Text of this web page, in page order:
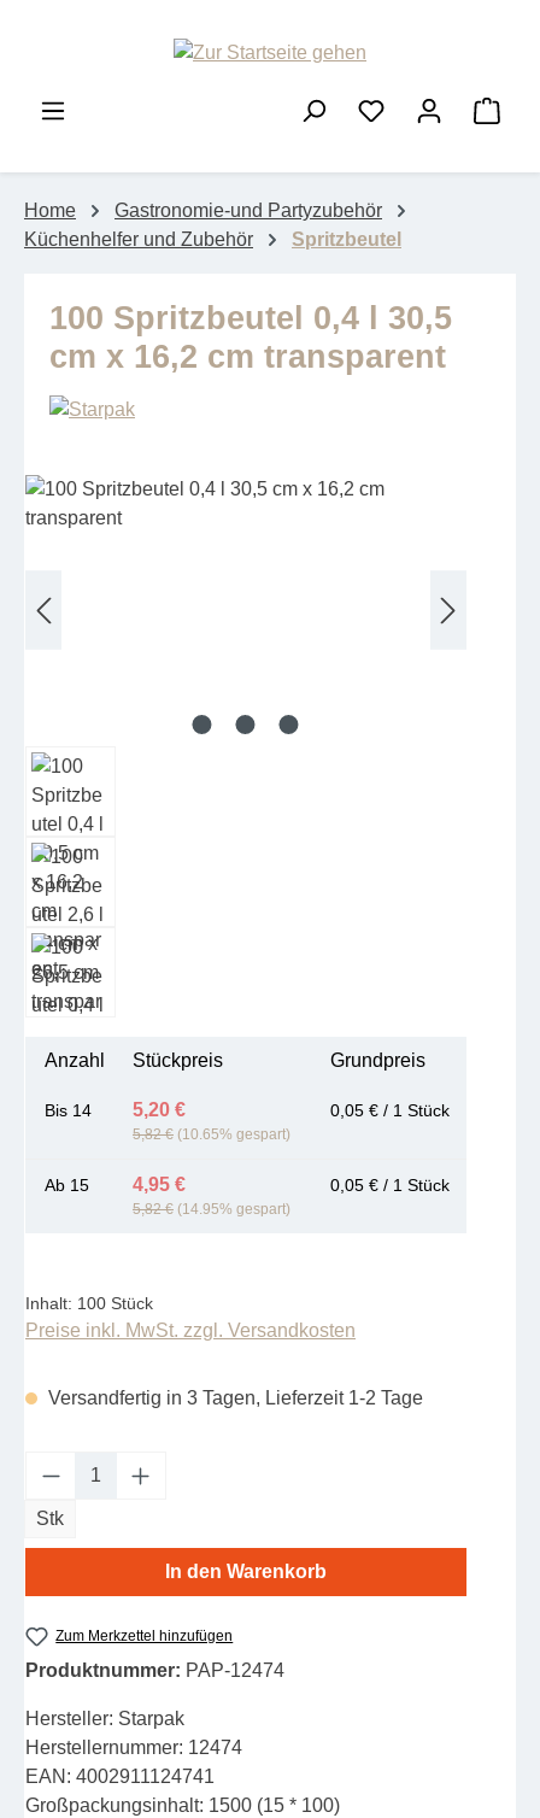
Home
Gastronomie-und Partyzubehör
Küchenhelfer und Zubehör
Spritzbeutel
100 Spritzbeutel 0,4 l 30,5
cm x 16,2 cm transparent
Bildergalerie überspringen
Anzahl Stückpreis Grundpreis
Bis 14 5,20 €
5,82 € (10.65% gespart)
0,05 € / 1 Stück
Ab 15 4,95 €
5,82 € (14.95% gespart)
0,05 € / 1 Stück
Inhalt: 100 Stück
Preise inkl. MwSt. zzgl. Versandkosten
Versandfertig in 3 Tagen, Lieferzeit 1-2 Tage
Produkt Anzahl: Gib den gewünschten
Stk
In den Warenkorb
Zum Merkzettel hinzufügen
Produktnummer: PAP-12474
Hersteller: Starpak
Herstellernummer: 12474
EAN: 4002911124741
Großpackungsinhalt: 1500 (15 * 100)